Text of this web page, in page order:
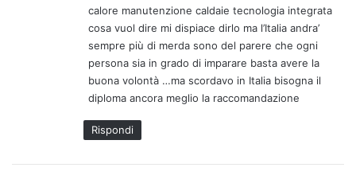
calore manutenzione caldaie tecnologia integrata
cosa vuol dire mi dispiace dirlo ma l’Italia andra’
sempre più di merda sono del parere che ogni
persona sia in grado di imparare basta avere la
buona volontà …ma scordavo in Italia bisogna il
diploma ancora meglio la raccomandazione
Rispondi